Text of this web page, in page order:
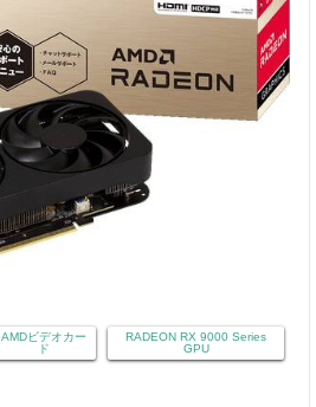
AMDビデオカー
ド
RADEON RX 9000 Series
GPU